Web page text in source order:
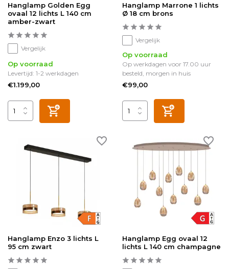
Hanglamp Golden Egg
ovaal 12 lichts L 140 cm
amber-zwart
Vergelijk
Op voorraad
Levertijd: 1-2 werkdagen
€1.199,00
Hanglamp Marrone 1 lichts
Ø 18 cm brons
Vergelijk
Op voorraad
Op werkdagen voor 17.00 uur
besteld, morgen in huis
€99,00
Hanglamp Enzo 3 lichts L
95 cm zwart
Hanglamp Egg ovaal 12
lichts L 140 cm champagne